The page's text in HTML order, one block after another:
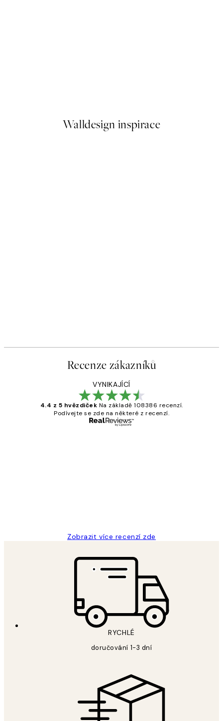
Walldesign inspirace
Recenze zákazníků
VYNIKAJÍCÍ
4.4 z 5 hvězdiček Na základě 108386 recenzí.
Podívejte se zde na některé z recenzí.
Zobrazit více recenzí zde
RYCHLÉ
doručování 1-3 dní